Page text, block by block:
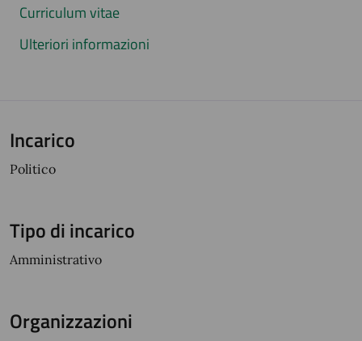
Curriculum vitae
Ulteriori informazioni
Incarico
Politico
Tipo di incarico
Amministrativo
Organizzazioni